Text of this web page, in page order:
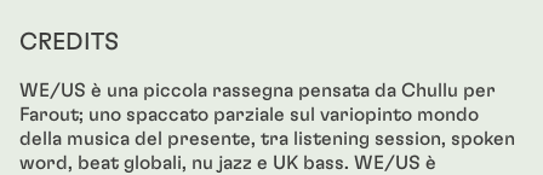
CREDITS
WE/US è una piccola rassegna pensata da Chullu per
Farout; uno spaccato parziale sul variopinto mondo
della musica del presente, tra listening session, spoken
word, beat globali, nu jazz e UK bass. WE/US è